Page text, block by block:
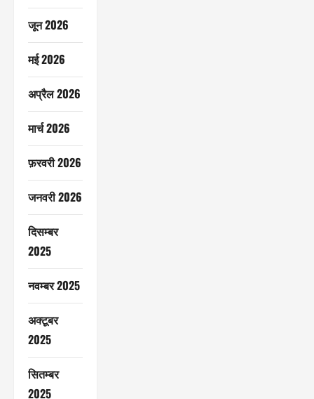
जून 2026
मई 2026
अप्रैल 2026
मार्च 2026
फ़रवरी 2026
जनवरी 2026
दिसम्बर
2025
नवम्बर 2025
अक्टूबर
2025
सितम्बर
2025